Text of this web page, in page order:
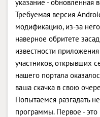
указание - обновленная
Требуемая версия
модификацию, из-за
наверное обритете
известности
участников, открывших
нашего портала
ваша скачка в свою
Попытаемся разгадать
программы. Первое - это